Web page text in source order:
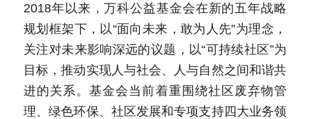
2018年以来，万科公益基金会在新的五年战略
规划框架下，以“面向未来，敢为人先”为理念，
关注对未来影响深远的议题，以“可持续社区”为
目标，推动实现人与社会、人与自然之间和谐共
进的关系。基金会当前着重围绕社区废弃物管
理、绿色环保、社区发展和专项支持四大业务领